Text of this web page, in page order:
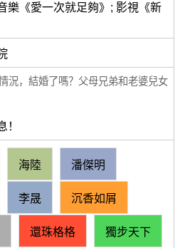
樂《愛一次就足夠》; 影視《新
況，結婚了嗎？父母兄弟和老婆兒女
！
海陸 潘傑明
李晟 沉香如屑
還珠格格 獨步天下